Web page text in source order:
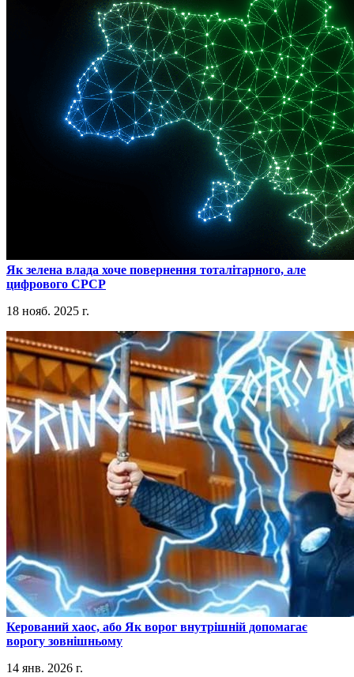
​Як зелена влада хоче повернення тоталітарного, але
цифрового СРСР
18 нояб. 2025 г.
​Керований хаос, або Як ворог внутрішній допомагає
ворогу зовнішньому
14 янв. 2026 г.